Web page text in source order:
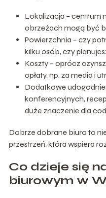
Lokalizacja – centrum
obrzeżach mogą być
Powierzchnia – czy
kilku osób, czy
Koszty – oprócz
opłaty, np. za media i
Dodatkowe
konferencyjnych,
duże znaczenie dla
Dobrze dobrane biuro to
przestrzeń, która wspiera
Co dzieje się
biurowym w